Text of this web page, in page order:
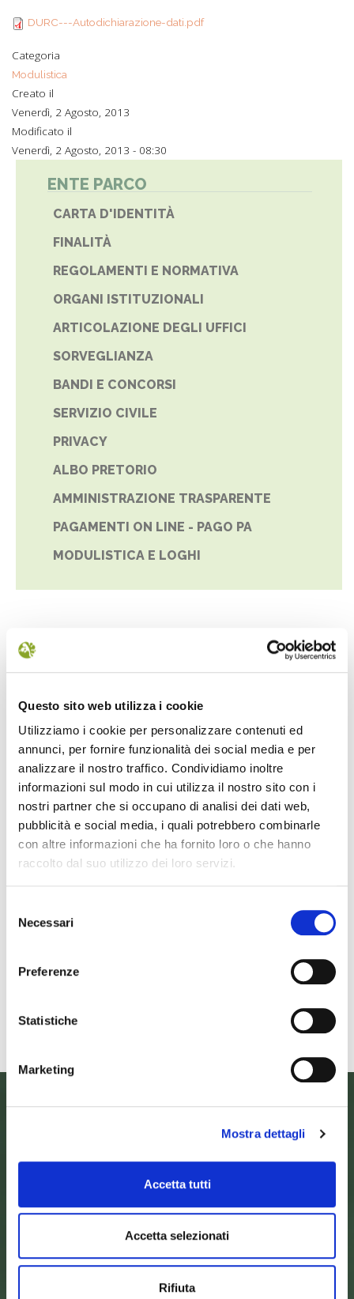
Questo sito web utilizza i cookie
Utilizziamo i cookie per personalizzare contenuti ed
annunci, per fornire funzionalità dei social media e per
analizzare il nostro traffico. Condividiamo inoltre
informazioni sul modo in cui utilizza il nostro sito con i
nostri partner che si occupano di analisi dei dati web,
pubblicità e social media, i quali potrebbero combinarle
con altre informazioni che ha fornito loro o che hanno
raccolto dal suo utilizzo dei loro servizi.
delNecessari
Preferenze
Statistiche
Marketing
Mostra dettagli
Accetta tutti
Accetta selezionati
Rifiuta
DURC---Autodichiarazione-dati.pdf
Categoria
Modulistica
Creato il
Venerdì, 2 Agosto, 2013
Modificato il
Venerdì, 2 Agosto, 2013 - 08:30
ENTE PARCO
CARTA D'IDENTITÀ
FINALITÀ
REGOLAMENTI E NORMATIVA
ORGANI ISTITUZIONALI
ARTICOLAZIONE DEGLI UFFICI
SORVEGLIANZA
BANDI E CONCORSI
SERVIZIO CIVILE
PRIVACY
ALBO PRETORIO
AMMINISTRAZIONE TRASPARENTE
PAGAMENTI ON LINE - PAGO PA
MODULISTICA E LOGHI
UN FESTIVAL DIFFUSOper
vallePASSI NEL BUIO: NELLA "VALLE
Dall’11 al 19
Guide
Penna di